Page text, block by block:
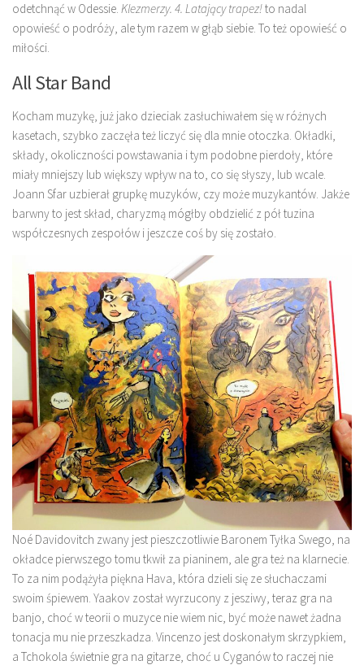
odetchnąć w Odessie. Klezmerzy. 4. Latający trapez!to nadal
opowieść o podróży, ale tym razem w głąb siebie. To też opowieść o
miłości.
All Star Band
Kocham muzykę, już jako dzieciak zasłuchiwałem się w różnych
kasetach, szybko zaczęła też liczyć się dla mnie otoczka. Okładki,
składy, okoliczności powstawania i tym podobne pierdoły, które
miały mniejszy lub większy wpływ na to, co się słyszy, lub wcale.
Joann Sfar uzbierał grupkę muzyków, czy może muzykantów. Jakże
barwny to jest skład, charyzmą mógłby obdzielić z pół tuzina
współczesnych zespołów i jeszcze coś by się zostało.
Noé Davidovitch zwany jest pieszczotliwie Baronem Tyłka Swego, na
okładce pierwszego tomu tkwił za pianinem, ale gra też na klarnecie.
To za nim podążyła piękna Hava, która dzieli się ze słuchaczami
swoim śpiewem. Yaakov został wyrzucony z jesziwy, teraz gra na
banjo, choć w teorii o muzyce nie wiem nic, być może nawet żadna
tonacja mu nie przeszkadza. Vincenzo jest doskonałym skrzypkiem,
a Tchokola świetnie gra na gitarze, choć u Cyganów to raczej nie